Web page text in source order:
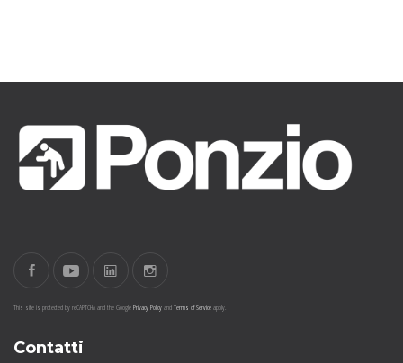
This site is protected by reCAPTCHA and the GooglePrivacy PolicyandTerms of Serviceapply.
Contatti